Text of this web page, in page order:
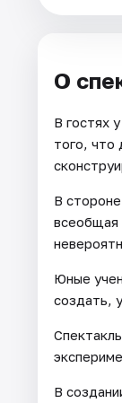
О
В гостях
того, что
В
всеобщая
Юные
создать,
В